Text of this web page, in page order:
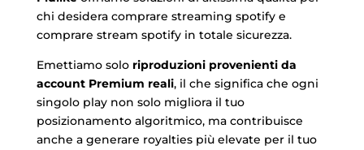
chi desidera comprare streaming spotify e
comprare stream spotify in totale sicurezza.
Emettiamo solo riproduzioni provenienti da
account Premium reali, il che significa che ogni
singolo play non solo migliora il tuo
posizionamento algoritmico, ma contribuisce
anche a generare royalties più elevate per il tuo